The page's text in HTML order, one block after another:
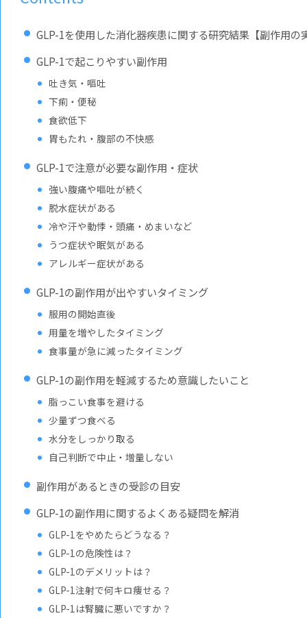
GLP-1を使用した消化器疾患に関する研究結果【副作用の
GLP-1で起こりやすい副作用
吐き気・嘔吐
下痢・便秘
食欲低下
胃もたれ・腹部の不快感
GLP-1で注意が必要な副作用・症状
強い腹痛や嘔吐が続く
脱水症状がある
冷や汗や動悸・頭痛・めまいなど
うつ症状や眠気がある
アレルギー症状がある
GLP-1の副作用が出やすいタイミング
服用の開始直後
用量を増やしたタイミング
食事量が急に減ったタイミング
GLP-1の副作用を軽減するため意識したいこと
脂っこい食事を避ける
少量ずつ食べる
水分をしっかり取る
自己判断で中止・増量しない
副作用があるときの受診の目安
GLP-1の副作用に関するよくある疑問を解消
GLP-1をやめたらどうなる？
GLP-1の危険性は？
GLP-1のデメリットは？
GLP-1注射で何キロ痩せる？
GLP-1は腎臓に悪いですか？